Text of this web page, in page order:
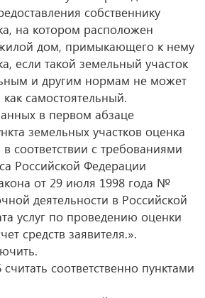
собственнику
на котором расположен
дом, примыкающего к нему
если такой земельный участок
и другим нормам не может
самостоятельный.
в первом абзаце
земельных участков оценка
соответствии с требованиями
Российской Федерации
от 29 июля 1998 года №
деятельности в Российской
услуг по проведению оценки
средств заявителя.».
соответственно пунктами